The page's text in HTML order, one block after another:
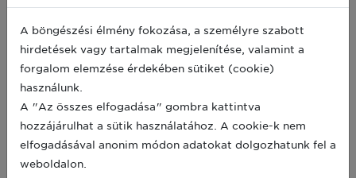
A böngészési élmény fokozása, a személyre szabott
hirdetések vagy tartalmak megjelenítése, valamint a
forgalom elemzése érdekében sütiket (cookie)
használunk.
A "Az összes elfogadása" gombra kattintva
hozzájárulhat a sütik használatához. A cookie-k nem
elfogadásával anonim módon adatokat dolgozhatunk fel a
weboldalon.